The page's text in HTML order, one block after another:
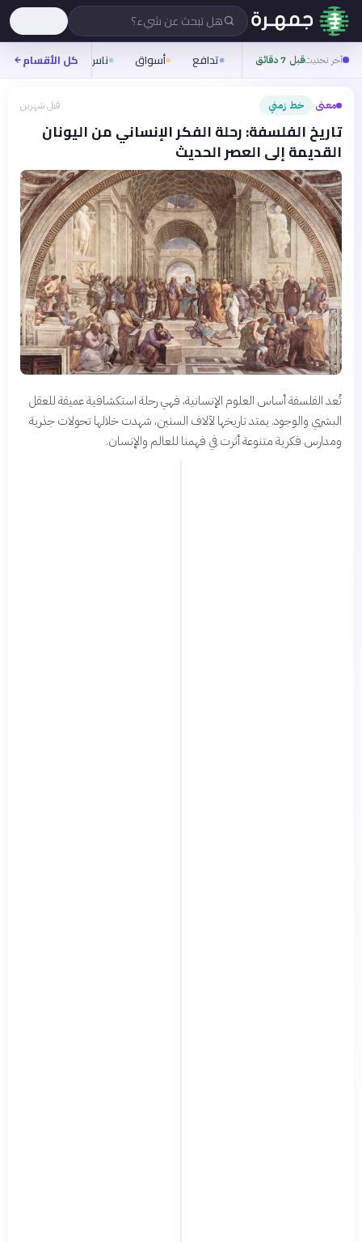
هل تبحث عن شيء؟
آخر تحديثقبل 7 دقائق تدافع أسواق ناس روح
كل الأقسام
معنى› خط زمني قبل شهرين
تاريخ الفلسفة: رحلة الفكر الإنساني من اليونان
القديمة إلى العصر الحديث
تُعد الفلسفة أساس العلوم الإنسانية، فهي رحلة استكشافية عميقة للعقل
البشري والوجود. يمتد تاريخها لآلاف السنين، شهدت خلالها تحولات جذرية
ومدارس فكرية متنوعة أثرت في فهمنا للعالم والإنسان.